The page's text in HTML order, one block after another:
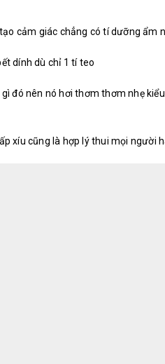
cảm giác chẳng có tí dưỡng ẩm
dính dù chỉ 1 tí teo
đó nên nó hơi thơm thơm nhẹ
xíu cũng là hợp lý thui mọi người